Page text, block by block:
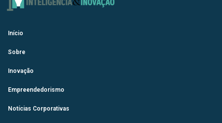
Início
Sobre
Inovação
Empreendedorismo
Notícias Corporativas